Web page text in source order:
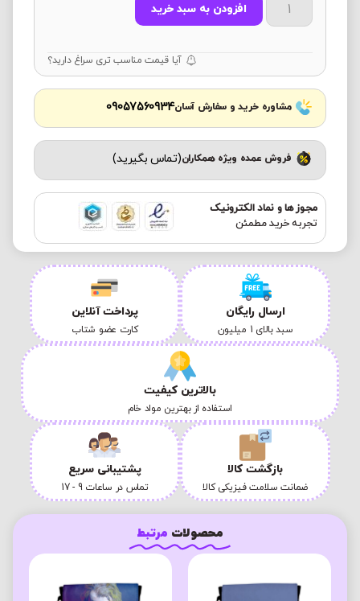
افزودن به سبد خرید
آیا قیمت مناسب تری سراغ دارید؟
مشاوره خرید و سفارش آسان09057560934
فروش عمده ویژه همکاران(تماس بگیرید)
مجوز ها و نماد الکترونیک
تجربه خرید مطمئن
ارسال رایگان
سبد بالای 1 میلیون
پرداخت آنلاین
کارت عضو شتاب
بالاترین کیفیت
استفاده از بهترین مواد خام
بازگشت کالا
ضمانت سلامت فیزیکی کالا
پشتیبانی سریع
تماس در ساعات 9 - 17
محصولات مرتبط